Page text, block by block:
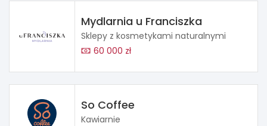
Mydlarnia u Franciszka
Sklepy z kosmetykami naturalnymi
60 000 zł
So Coffee
Kawiarnie